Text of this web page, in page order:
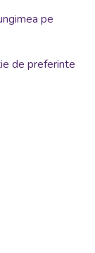
pe
de preferinte